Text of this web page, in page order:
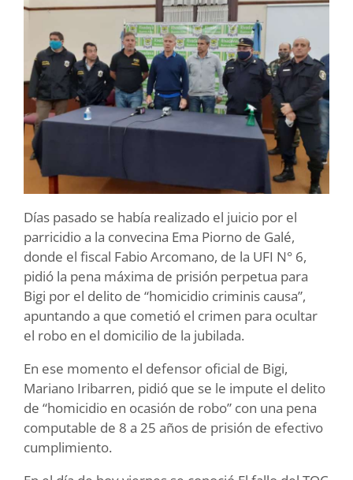
Días pasado se había realizado el juicio por el
parricidio a la convecina Ema Piorno de Galé,
donde el fiscal Fabio Arcomano, de la UFI N° 6,
pidió la pena máxima de prisión perpetua para
Bigi por el delito de “homicidio criminis causa”,
apuntando a que cometió el crimen para ocultar
el robo en el domicilio de la jubilada.
En ese momento el defensor oficial de Bigi,
Mariano Iribarren, pidió que se le impute el delito
de “homicidio en ocasión de robo” con una pena
computable de 8 a 25 años de prisión de efectivo
cumplimiento.